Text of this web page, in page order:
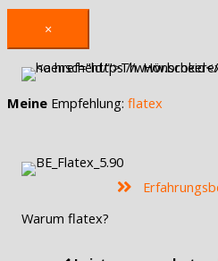
×
Meine Empfehlung: flatex
Warum flatex?